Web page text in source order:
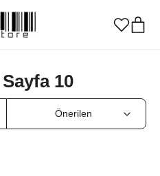
Sayfa 10